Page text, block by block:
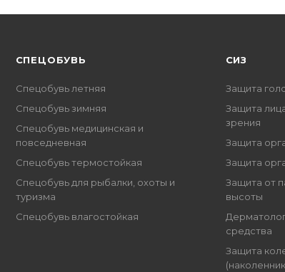
CПЕЦОБУВЬ
Спецобувь летняя
Спецобувь зимняя
Спецобувь медицинская и
повседневная
Спецобувь термостойкая
Спецобувь для рыбалки, охоты и
туризма
Спецобувь влагостойкая
СИЗ
Защита
Защита
зрения
Защита
Защита
Защита от
высоты
средства
Защита